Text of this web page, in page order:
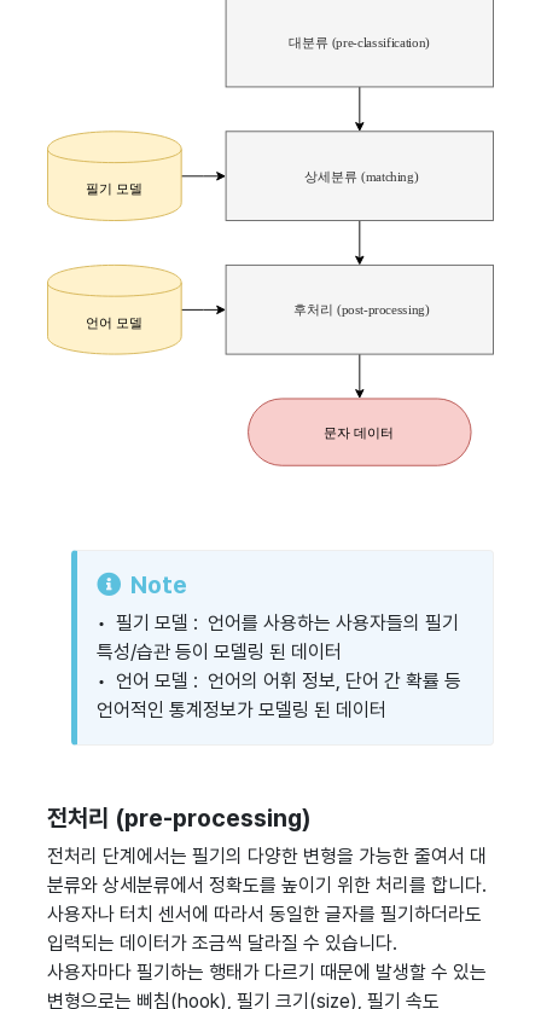
Note
• 필기 모델 : 언어를 사용하는 사용자들의 필기
특성/습관 등이 모델링 된 데이터
• 언어 모델 : 언어의 어휘 정보, 단어 간 확률 등
언어적인 통계정보가 모델링 된 데이터
전처리 (pre-processing)
전처리 단계에서는 필기의 다양한 변형을 가능한 줄여서 대
분류와 상세분류에서 정확도를 높이기 위한 처리를 합니다.
사용자나 터치 센서에 따라서 동일한 글자를 필기하더라도
입력되는 데이터가 조금씩 달라질 수 있습니다.
사용자마다 필기하는 행태가 다르기 때문에 발생할 수 있는
변형으로는 삐침(hook), 필기 크기(size), 필기 속도